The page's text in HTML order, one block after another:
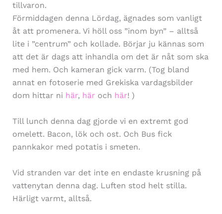
tillvaron.
Förmiddagen denna Lördag, ägnades som vanligt
åt att promenera. Vi höll oss ”inom byn” – alltså
lite i ”centrum” och kollade. Börjar ju kännas som
att det är dags att inhandla om det är nåt som ska
med hem. Och kameran gick varm. (Tog bland
annat en fotoserie med Grekiska vardagsbilder
dom hittar ni här, här och här! )
Till lunch denna dag gjorde vi en extremt god
omelett. Bacon, lök och ost. Och Bus fick
pannkakor med potatis i smeten.
Vid stranden var det inte en endaste krusning på
vattenytan denna dag. Luften stod helt stilla.
Härligt varmt, alltså.